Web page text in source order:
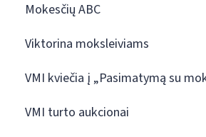
Mokesčių ABC
Viktorina moksleiviams
VMI kviečia į „Pasimatymą su
VMI turto aukcionai